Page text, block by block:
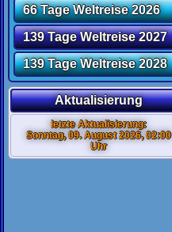
66 Tage Weltreise 2026
139 Tage Weltreise 2027
139 Tage Weltreise 2028
Aktualisierung
letzte Aktualisierung:
Sonntag, 09. August 2026, 02:00
Uhr